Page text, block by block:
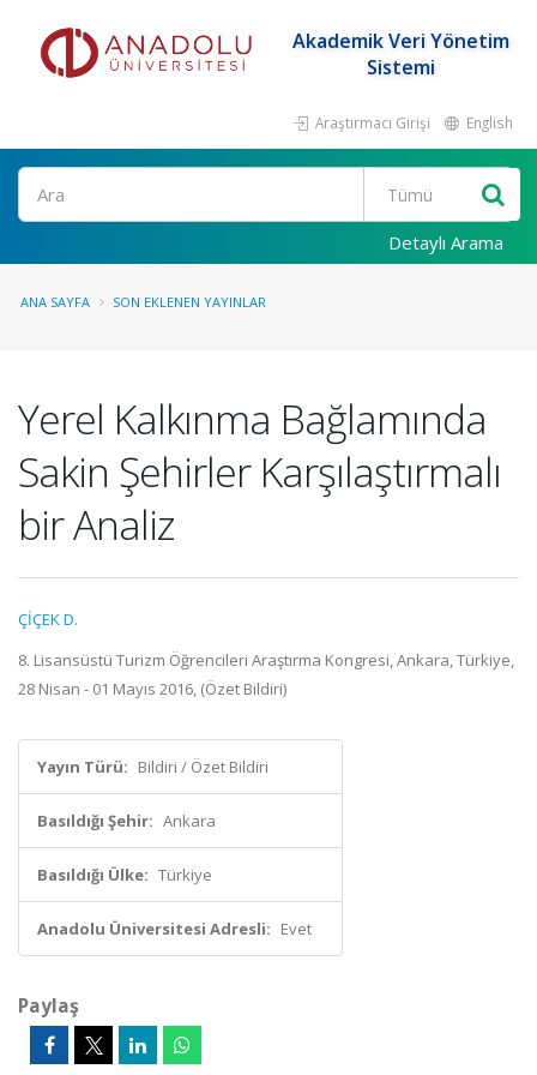
Akademik Veri Yönetim
Sistemi
Araştırmacı Girişi English
Ara
Detaylı Arama
ANA SAYFA SON EKLENEN YAYINLAR
Yerel Kalkınma Bağlamında
Sakin Şehirler Karşılaştırmalı
bir Analiz
ÇİÇEK D.
8. Lisansüstü Turizm Öğrencileri Araştırma Kongresi, Ankara, Türkiye,
28 Nisan - 01 Mayıs 2016, (Özet Bildiri)
Yayın Türü: Bildiri / Özet Bildiri
Basıldığı Şehir: Ankara
Basıldığı Ülke: Türkiye
Anadolu Üniversitesi Adresli: Evet
Paylaş